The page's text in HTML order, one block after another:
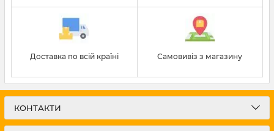
Доставка по всій країні Самовивіз з магазину
КОНТАКТИ